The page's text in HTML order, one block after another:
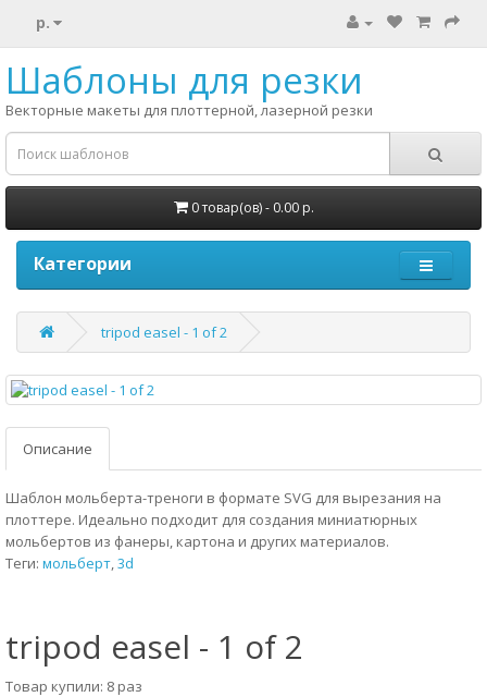
р.
Шаблоны для резки
Векторные макеты для плоттерной, лазерной резки
0 товар(ов) - 0.00 р.
Категории
tripod easel - 1 of 2
Описание
Шаблон мольберта-треноги в формате SVG для вырезания на
плоттере. Идеально подходит для создания миниатюрных
мольбертов из фанеры, картона и других материалов.
Теги: мольберт,3d
tripod easel - 1 of 2
Товар купили: 8 раз